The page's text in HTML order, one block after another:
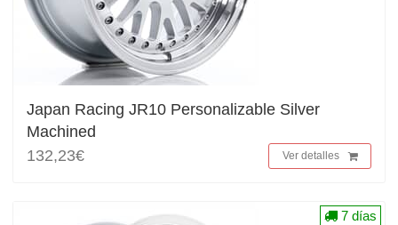
Japan Racing JR10 Personalizable Silver
Machined
132,23€
Ver detalles
7 días